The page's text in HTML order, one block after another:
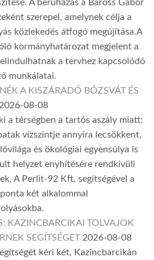
A beruházás a Baross Gábor
szerepel, amelynek célja a
közlekedés átfogó megújítása.A
kormányhatározat megjelent a
a tervhez kapcsolódó
munkálatai.
A KISZÁRADÓ BÓZSVÁT ÉS
08-08
a térségben a tartós aszály miatt:
vízszintje annyira lecsökkent,
és ökológiai egyensúlya is
helyzet enyhítésére rendkívüli
A Perlit-92 Kft. segítségével a
két alkalommal
KAZINCBARCIKAI TOLVAJOK
SEGÍTSÉGET 2026-08-08
kéri két, Kazincbarcikán